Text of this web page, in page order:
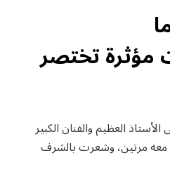
مؤثرة تختصر
العظيم والفنان الكبير
معه مرتين، وشعرت بالشرف